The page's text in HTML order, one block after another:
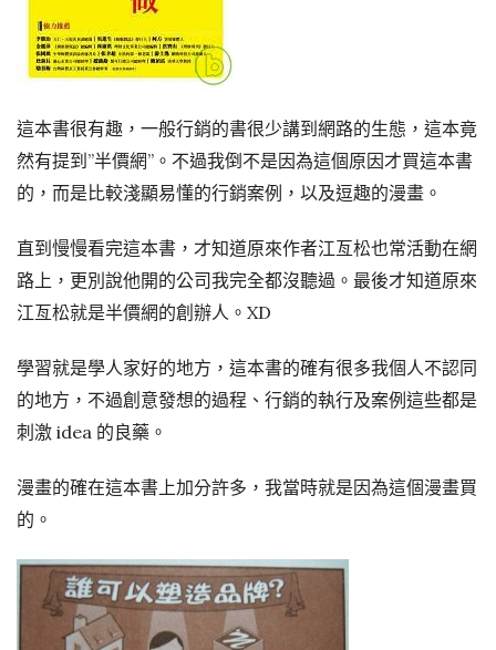
這本書很有趣，一般行銷的書很少講到網路的生態，這本竟
然有提到”半價網”。不過我倒不是因為這個原因才買這本書
的，而是比較淺顯易懂的行銷案例，以及逗趣的漫畫。
直到慢慢看完這本書，才知道原來作者江亙松也常活動在網
路上，更別說他開的公司我完全都沒聽過。最後才知道原來
江亙松就是半價網的創辦人。XD
學習就是學人家好的地方，這本書的確有很多我個人不認同
的地方，不過創意發想的過程、行銷的執行及案例這些都是
刺激 idea 的良藥。
漫畫的確在這本書上加分許多，我當時就是因為這個漫畫買
的。